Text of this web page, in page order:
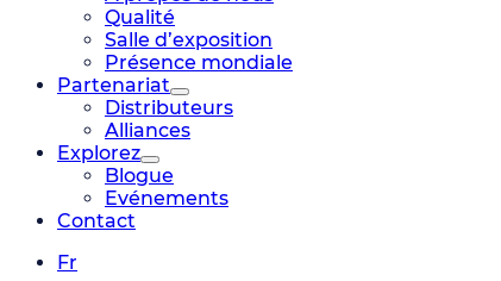
Qualité
Salle d’exposition
Présence mondiale
Partenariat
Distributeurs
Alliances
Explorez
Blogue
Evénements
Contact
Fr